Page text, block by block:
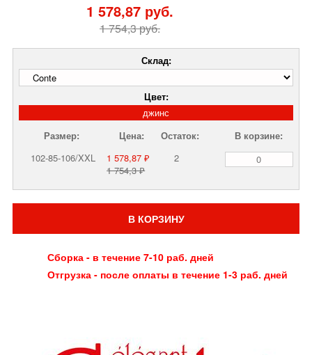
1 754,3 руб.
1 578,87 руб.
Склад:
Цвет:
джинс
Размер:
Цена: Остаток:
В корзине:
102-85-106/XXL
1 754,3 ₽
1 578,87 ₽ 2
В КОРЗИНУ
Сборка - в течение 7-10 раб. дней
Отгрузка - после оплаты в течение 1-3 раб. дней